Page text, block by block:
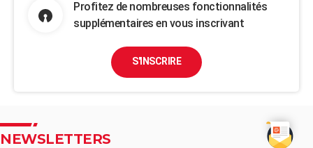
Profitez de nombreuses fonctionnalités
supplémentaires en vous inscrivant
S'INSCRIRE
NEWSLETTERS